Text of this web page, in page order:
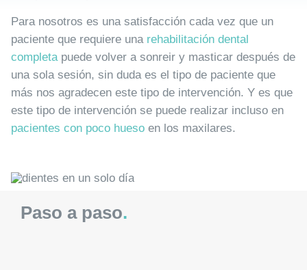
Para nosotros es una satisfacción cada vez que un
paciente que requiere una rehabilitación dental
completapuede volver a sonreir y masticar después de
una sola sesión, sin duda es el tipo de paciente que
más nos agradecen este tipo de intervención. Y es que
este tipo de intervención se puede realizar incluso en
pacientes con poco huesoen los maxilares.
Paso a paso.